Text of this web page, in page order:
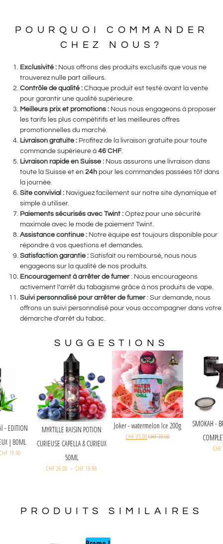
POURQUOI COMMANDER
CHEZ NOUS?
Exclusivité : Nous offrons des produits exclusifs que vous ne
trouverez nulle part ailleurs.
Contrôle de qualité : Chaque produit est testé avant la vente
pour garantir une qualité supérieure.
Meilleurs prix et promotions : Nous nous engageons à proposer
les tarifs les plus compétitifs et les meilleures offres
promotionnelles du marché.
Livraison gratuite : Profitez de la livraison gratuite pour toute
commande supérieure à 46 CHF.
Livraison rapide en Suisse : Nous assurons une livraison dans
toute la Suisse et en 24h pour les commandes passées tôt dans
la journée.
Site convivial : Naviguez facilement sur notre site dynamique et
simple à utiliser.
Paiements sécurisés avec Twint : Optez pour une sécurité
maximale avec le mode de paiement Twint.
Assistance continue : Notre équipe est toujours disponible pour
répondre à vos questions et demandes.
Satisfaction garantie : Satisfait ou remboursé, nous nous
engageons sur la qualité de nos produits.
Encouragement à arrêter de fumer: Nous encourageons
activement l’arrêt du tabagisme grâce à nos produits de vape.
Suivi personnalisé pour arrêter de fumer: Sur demande, nous
offrons un suivi personnalisé pour vous accompagner dans votre
démarche d’arrêt du tabac.
SUGGESTIONS
Joker - watermelon Ice 200g
CHF35.00
MYRTILLE RAISIN POTION
CURIEUSE CAPELLA & CURIEUX
–
CHF26.00
SAKAÏ - EDITION
BY CURIEUX | 80ML
–
21.40
PRODUITS SIMILAIRES